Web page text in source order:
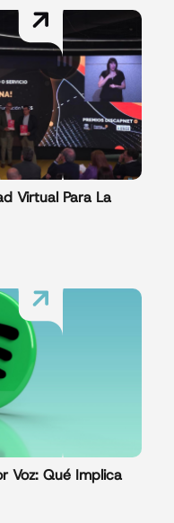
Virtual Para La
Voz: Qué Implica